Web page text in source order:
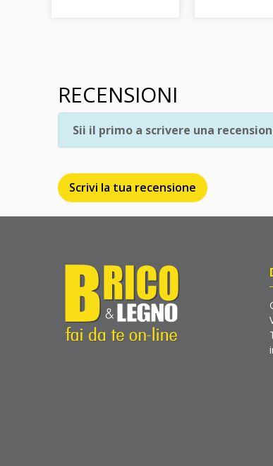
RECENSIONI
Scrivi la tua recensione
Sii il primo a scrivere una